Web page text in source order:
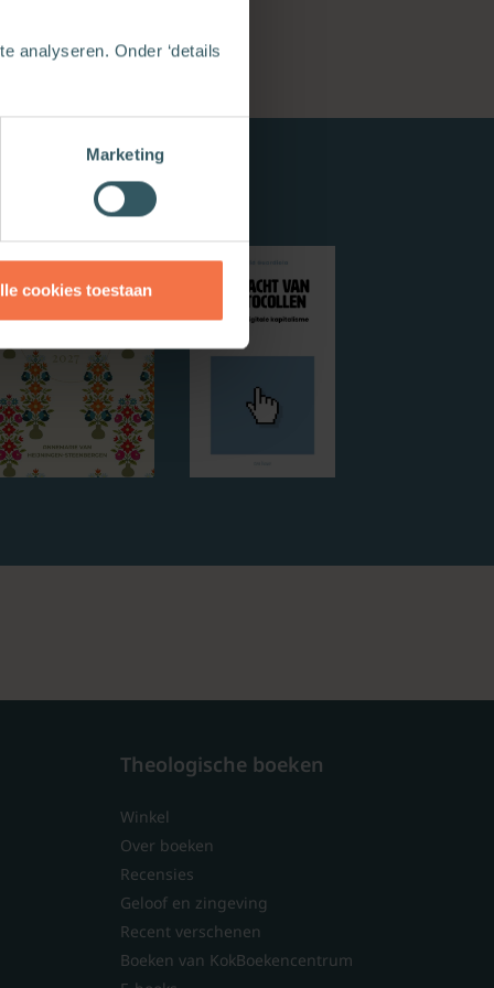
analyseren. Onder ‘details
Marketing
cookies toestaan
Theologische boeken
Winkel
Over boeken
Recensies
Geloof en zingeving
Recent verschenen
Boeken van KokBoekencentrum